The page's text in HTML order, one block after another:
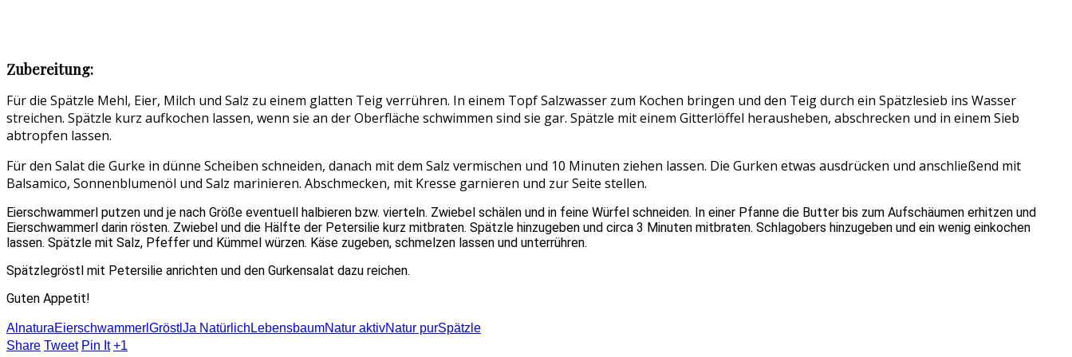
Zubereitung:
Für die Spätzle Mehl, Eier, Milch und Salz zu einem glatten Teig verrühren. In einem Topf Salzwasser zum Kochen bringen und den Teig durch ein Spätzlesieb ins Wasser
streichen. Spätzle kurz aufkochen lassen, wenn sie an der Oberfläche schwimmen sind sie gar. Spätzle mit einem Gitterlöffel herausheben, abschrecken und in einem Sieb
abtropfen lassen.
Für den Salat die Gurke in dünne Scheiben schneiden, danach mit dem Salz vermischen und 10 Minuten ziehen lassen. Die Gurken etwas ausdrücken und anschließend mit
Balsamico, Sonnenblumenöl und Salz marinieren. Abschmecken, mit Kresse garnieren und zur Seite stellen.
Eierschwammerl putzen und je nach Größe eventuell halbieren bzw. vierteln. Zwiebel schälen und in feine Würfel schneiden. In einer Pfanne die Butter bis zum Aufschäumen erhitzen und
Eierschwammerl darin rösten. Zwiebel und die Hälfte der Petersilie kurz mitbraten. Spätzle hinzugeben und circa 3 Minuten mitbraten. Schlagobers hinzugeben und ein wenig einkochen
lassen. Spätzle mit Salz, Pfeffer und Kümmel würzen. Käse zugeben, schmelzen lassen und unterrühren.
Spätzlegröstl mit Petersilie anrichten und den Gurkensalat dazu reichen.
Guten Appetit!
AlnaturaEierschwammerl GröstlJa Natürlich LebensbaumNatur aktivNatur purSpätzle
Share Tweet Pin It +1